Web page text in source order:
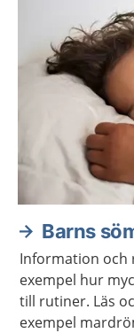
Barns
Information och
exempel hur
till rutiner. Läs
exempel